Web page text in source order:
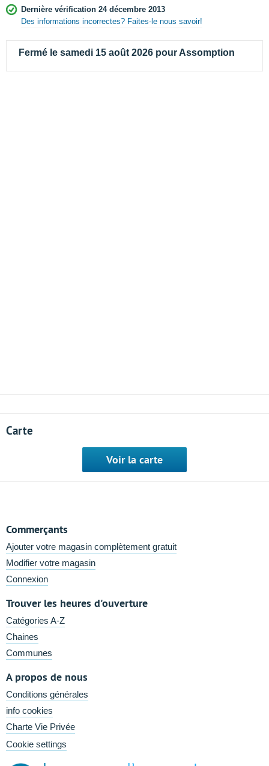
Dernière vérification 24 décembre 2013
Des informations incorrectes? Faites-le nous savoir!
Fermé le samedi 15 août 2026 pour Assomption
Carte
Voir la carte
Commerçants
Ajouter votre magasin complètement gratuit
Modifier votre magasin
Connexion
Trouver les heures d'ouverture
Catégories A-Z
Chaines
Communes
A propos de nous
Conditions générales
info cookies
Charte Vie Privée
Cookie settings